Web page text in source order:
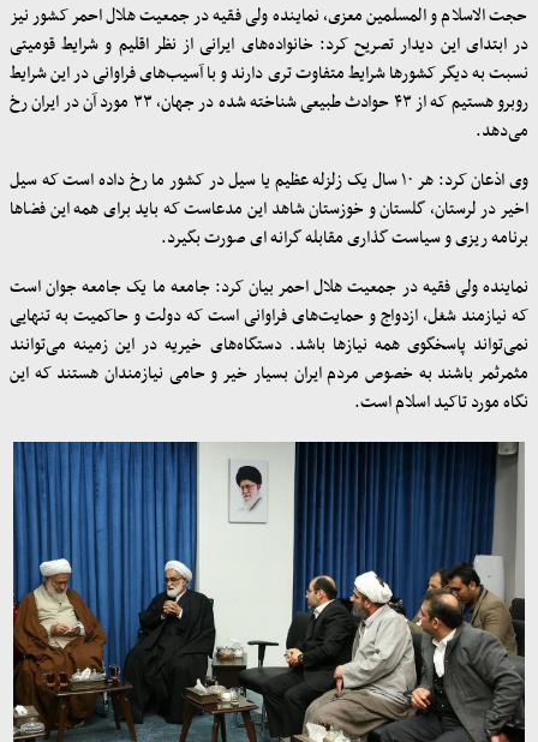
حجت الاسلام و المسلمین معزی، نماینده ولی فقیه در جمعیت هلال احمر کشور نیز
در ابتدای این دیدار تصریح کرد: خانواده‌های ایرانی از نظر اقلیم و شرایط قومیتی
نسبت به دیگر کشورها شرایط متفاوت تری دارند و با آسیب‌های فراوانی در این شرایط
روبرو هستیم که از ۴۳ حوادث طبیعی شناخته شده در جهان، ۳۳ مورد آن در ایران رخ
می‌دهد.
وی اذعان کرد: هر ۱۰ سال یک زلزله عظیم یا سیل در کشور ما رخ داده است که سیل
اخیر در لرستان، گلستان و خوزستان شاهد این مدعاست که باید برای همه این فضاها
برنامه ریزی و سیاست گذاری مقابله گرانه ای صورت بگیرد.
نماینده ولی فقیه در جمعیت هلال احمر بیان کرد: جامعه ما یک جامعه جوان است
که نیازمند شغل، ازدواج و حمایت‌های فراوانی است که دولت و حاکمیت به تنهایی
نمی‌تواند پاسخگوی همه نیازها باشد. دستگاه‌های خیریه در این زمینه می‌توانند
مثمرثمر باشند به خصوص مردم ایران بسیار خیر و حامی نیازمندان هستند که این
نگاه مورد تاکید اسلام است.